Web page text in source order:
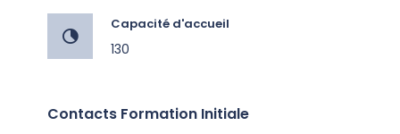
Capacité d'accueil
130
Contacts Formation Initiale